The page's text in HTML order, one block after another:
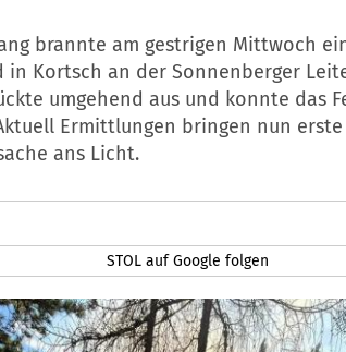
brannte am gestrigen Mittwoch
in Kortsch an der Sonnenberger
umgehend aus und konnte das
Ermittlungen bringen nun
ans Licht.
STOL auf Google folgen